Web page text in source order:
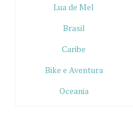
Lua de Mel
Brasil
Caribe
Bike e Aventura
Oceania